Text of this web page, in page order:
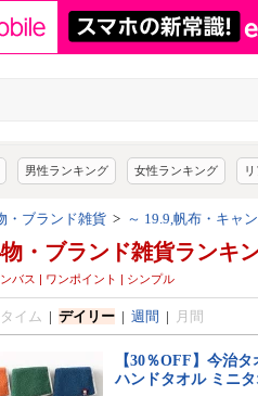
男性ランキング 女性ランキング
・ブランド雑貨 > ～ 19.9,帆布・キャ
・ブランド雑貨ランキ
バス | ワンポイント | シンプル
イム | デイリー| 週間 | 月間
【30％OFF】今治
ハンドタオル ミニ